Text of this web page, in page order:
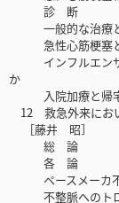
診 断
一般的な治療と
急性心筋梗塞と
インフルエンザ
か
入院加療と帰宅
12 救急外来にお
［藤井 昭］
総 論
各 論
ペースメーカ不
不整脈へのトロ